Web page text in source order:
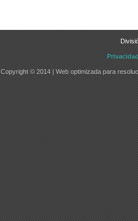
Copyright © 2014 | Web optimizada para